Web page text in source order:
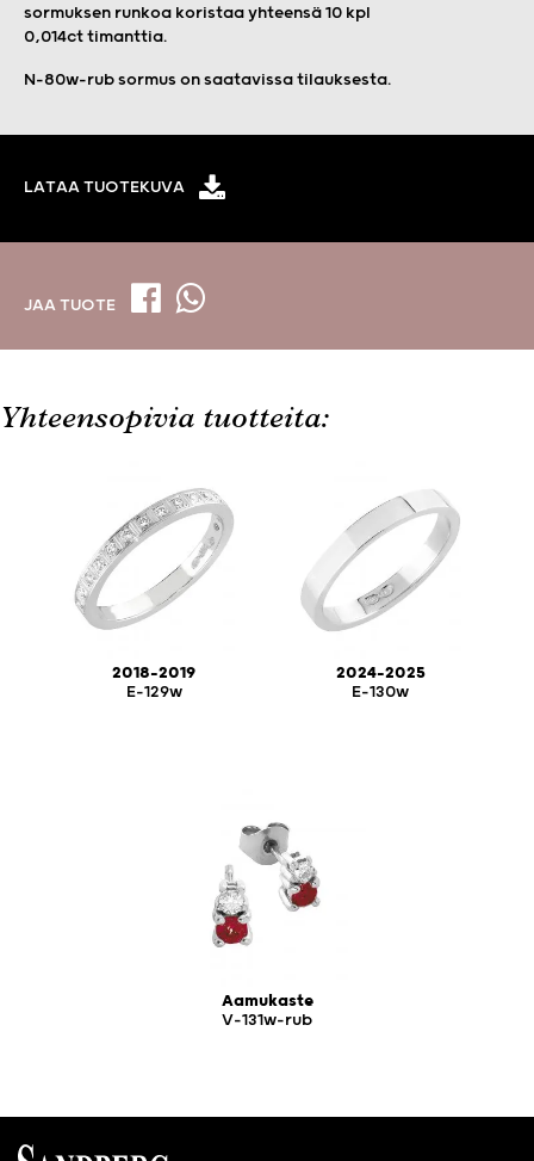
sormuksen runkoa koristaa yhteensä 10 kpl
0,014ct timanttia.
N-80w-rub sormus on saatavissa tilauksesta.
LATAA TUOTEKUVA
JAA TUOTE
Yhteensopivia tuotteita:
2018-2019
E-129w
2024-2025
E-130w
Aamukaste
V-131w-rub